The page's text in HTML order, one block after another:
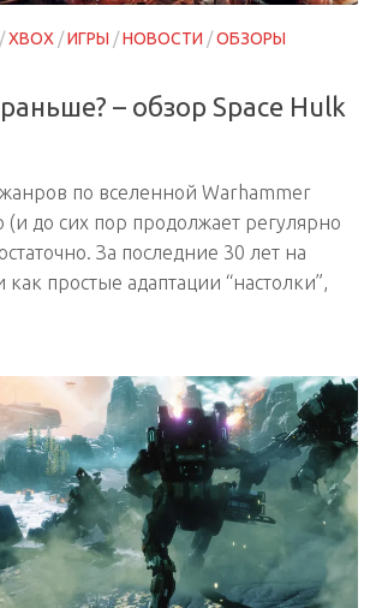
/XBOX /ИГРЫ /НОВОСТИ /ОБЗОРЫ
– обзор Space Hulk
по вселенной Warhammer
(и до сих пор продолжает регулярно
За последние 30 лет на
простые адаптации “настолки”,